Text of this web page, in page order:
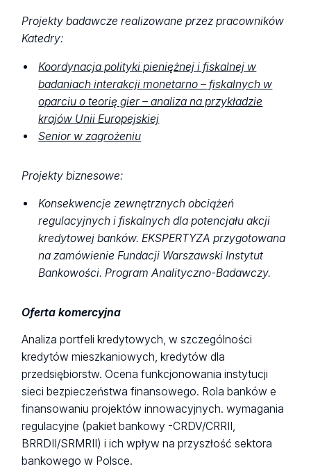
Projekty badawcze realizowane przez pracowników
Katedry:
Koordynacja polityki pieniężnej i fiskalnej w
badaniach interakcji monetarno – fiskalnych w
oparciu o teorię gier – analiza na przykładzie
krajów Unii Europejskiej
Senior w zagrożeniu
Projekty biznesowe:
Konsekwencje zewnętrznych obciążeń
regulacyjnych i fiskalnych dla potencjału akcji
kredytowej banków. EKSPERTYZA przygotowana
na zamówienie Fundacji Warszawski Instytut
Bankowości. Program Analityczno-Badawczy.
Oferta komercyjna
Analiza portfeli kredytowych, w szczególności
kredytów mieszkaniowych, kredytów dla
przedsiębiorstw. Ocena funkcjonowania instytucji
sieci bezpieczeństwa finansowego. Rola banków e
finansowaniu projektów innowacyjnych. wymagania
regulacyjne (pakiet bankowy -CRDV/CRRII,
BRRDII/SRMRII) i ich wpływ na przyszłość sektora
bankowego w Polsce.